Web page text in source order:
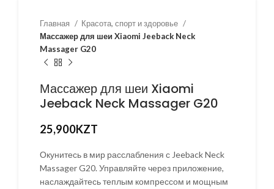
Главная
Красота, спорт и здоровье
Массажер для шеи Xiaomi Jeeback Neck
Massager G20
Массажер для шеи Xiaomi
Jeeback Neck Massager G20
25,900KZT
Окунитесь в мир расслабления с Jeeback Neck
Massager G20. Управляйте через приложение,
наслаждайтесь теплым компрессом и мощным